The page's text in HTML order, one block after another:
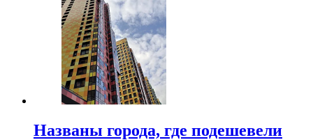
Названы города, где подешевели